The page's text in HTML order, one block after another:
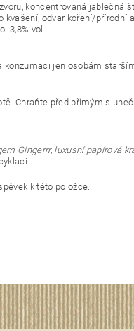
koncentrovaná jablečná
kvašení, odvar koření/přírodní
3,8% vol.
konzumaci jen osobám
Chraňte před přímým
Gingerrr, luxusní papírová
k této položce.